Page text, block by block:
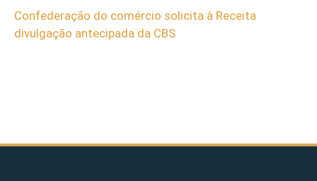
Confederação do comércio solicita à Receita
divulgação antecipada da CBS